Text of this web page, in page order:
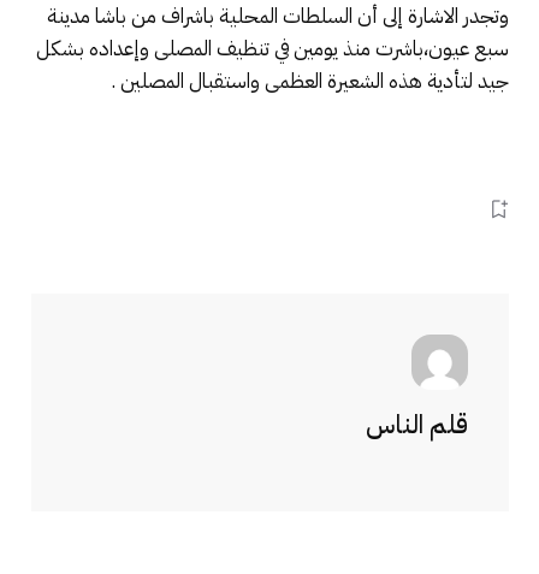
وتجدر الاشارة إلى أن السلطات المحلية باشراف من باشا مدينة
سبع عيون،باشرت منذ يومين في تنظيف المصلى وإعداده بشكل
جيد لتأدية هذه الشعيرة العظمى واستقبال المصلين .
قلم الناس